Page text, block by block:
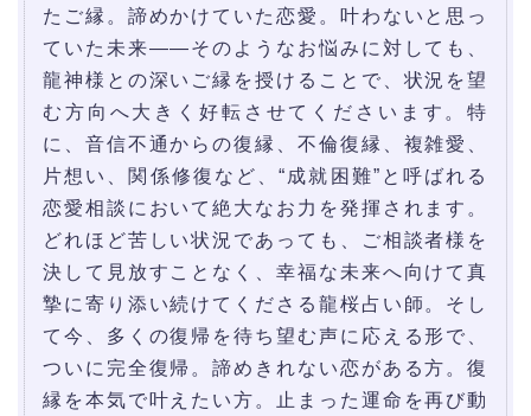
たご縁。諦めかけていた恋愛。叶わないと思っ
ていた未来――そのようなお悩みに対しても、
龍神様との深いご縁を授けることで、状況を望
む方向へ大きく好転させてくださいます。特
に、音信不通からの復縁、不倫復縁、複雑愛、
片想い、関係修復など、“成就困難”と呼ばれる
恋愛相談において絶大なお力を発揮されます。
どれほど苦しい状況であっても、ご相談者様を
決して見放すことなく、幸福な未来へ向けて真
摯に寄り添い続けてくださる龍桜占い師。そし
て今、多くの復帰を待ち望む声に応える形で、
ついに完全復帰。諦めきれない恋がある方。復
縁を本気で叶えたい方。止まった運命を再び動